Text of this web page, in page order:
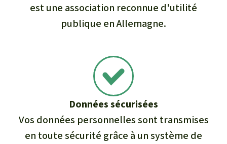
est une association reconnue d'utilité
publique en Allemagne.
Données sécurisées
Vos données personnelles sont transmises
en toute sécurité grâce à un système de